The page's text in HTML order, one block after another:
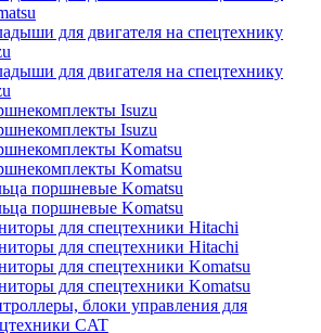
для двигателя на спецтехнику
для двигателя на спецтехнику
Isuzu
Isuzu
Komatsu
Komatsu
поршневые Komatsu
поршневые Komatsu
для спецтехники Hitachi
для спецтехники Hitachi
для спецтехники Komatsu
для спецтехники Komatsu
блоки управления для
CAT